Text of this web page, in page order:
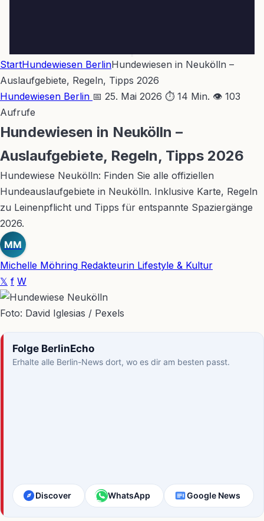
StartHundewiesen BerlinHundewiesen in Neukölln –
Auslaufgebiete, Regeln, Tipps 2026
Hundewiesen Berlin 📅 25. Mai 2026 ⏱ 14 Min. 👁 103
Aufrufe
Hundewiesen in Neukölln –
Auslaufgebiete, Regeln, Tipps 2026
Hundewiese Neukölln: Finden Sie alle offiziellen
Hundeauslaufgebiete in Neukölln. Inklusive Karte, Regeln
zu Leinenpflicht und Tipps für entspannte Spaziergänge
2026.
MM
Michelle Möhring Redakteurin Lifestyle & Kultur
𝕏 f W
Foto: David Iglesias / Pexels
Folge BerlinEcho
Erhalte alle Berlin-News dort, wo es dir am besten passt.
Discover WhatsApp Google News